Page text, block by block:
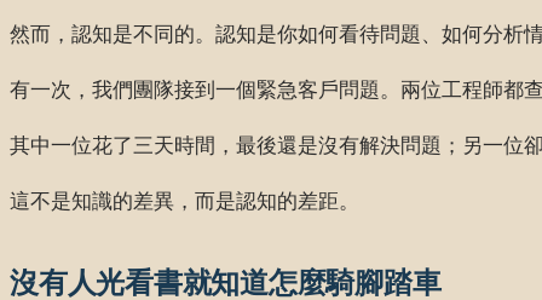
然而，認知是不同的。認知是你如何看待問題、如何分析
有一次，我們團隊接到一個緊急客戶問題。兩位工程師都
其中一位花了三天時間，最後還是沒有解決問題；另一位
這不是知識的差異，而是認知的差距。
沒有人光看書就知道怎麼騎腳踏車